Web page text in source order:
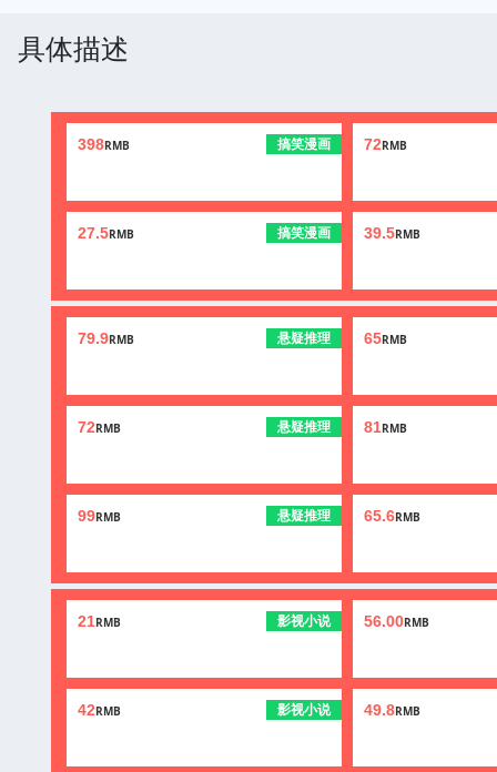
具体描述
398RMB 搞笑漫画 72RMB
27.5RMB 搞笑漫画 39.5RMB
79.9RMB 悬疑推理 65RMB
72RMB 悬疑推理 81RMB
99RMB 悬疑推理 65.6RMB
21RMB 影视小说 56.00RMB
42RMB 影视小说 49.8RMB